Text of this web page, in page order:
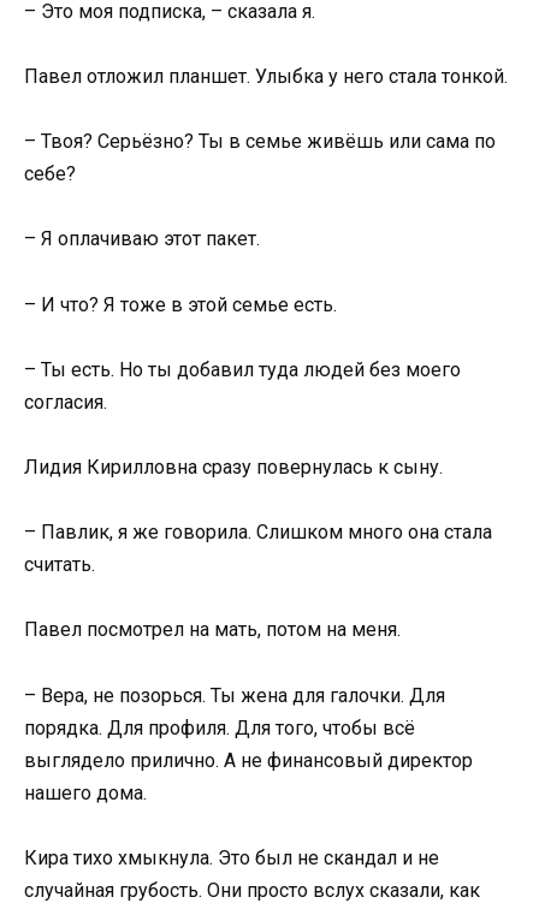
– Это моя подписка, – сказала я.
Павел отложил планшет. Улыбка у него стала тонкой.
– Твоя? Серьёзно? Ты в семье живёшь или сама по
себе?
– Я оплачиваю этот пакет.
– И что? Я тоже в этой семье есть.
– Ты есть. Но ты добавил туда людей без моего
согласия.
Лидия Кирилловна сразу повернулась к сыну.
– Павлик, я же говорила. Слишком много она стала
считать.
Павел посмотрел на мать, потом на меня.
– Вера, не позорься. Ты жена для галочки. Для
порядка. Для профиля. Для того, чтобы всё
выглядело прилично. А не финансовый директор
нашего дома.
Кира тихо хмыкнула. Это был не скандал и не
случайная грубость. Они просто вслух сказали, как